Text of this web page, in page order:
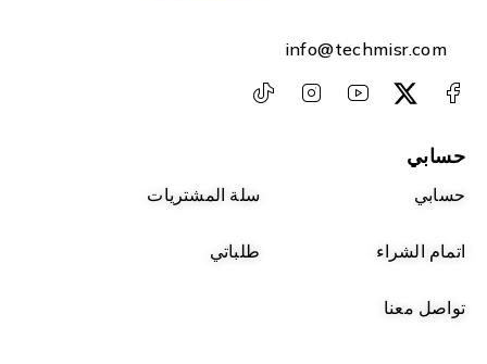
info@techmisr.com
حسابي
حسابي سلة المشتريات
اتمام الشراء طلباتي
تواصل معنا